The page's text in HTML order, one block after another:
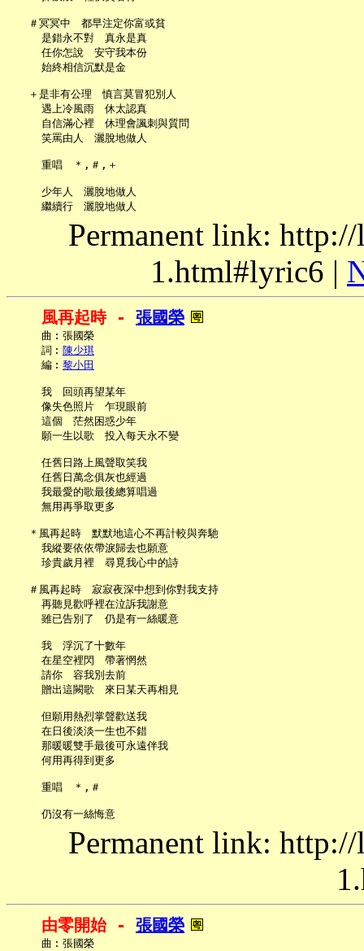
   ＃冥冥中　都早注定你富或貧
     是錯永不對　真永是真
     任你怎說　安守我本份
     始終相信沉默是金
   ＋是非有公理　慎言莫冒犯別人
     遇上冷風雨　休太認真
     自信滿心裡　休理會諷刺與質問
     笑罵由人　灑脫地做人
     重唱　＊,＃,＋
     少年人　灑脫地做人
Permanent link:
1.html#lyric6 |
風再起時 - 張國榮
     曲︰張國榮
     詞︰
陳少琪
     編︰
黎小田
     我　回頭再望某年
     像失色照片　乍現眼前
     這個　茫然困惑少年
     願一生以歌　投入每天永不變
     任舊日路上風聲取笑我
     任舊日萬念俱灰也經過
     我最愛的歌最後總算唱過
     無用再爭取更多
   ＊風再起時　默默地這心不再計較與奔馳
     我縱要依依帶淚歸去也願意
     珍貴歲月裡　尋覓我心中的詩
   ＃風再起時　寂寂夜深中想到你對我支持
     再聽見歡呼裡在泣訴我謝意
     雖已告別了　仍是有一絲暖意
     我　浮沉了十數年
     在星空裡閃　帶著惘然
     請你　容我別去前
     贈出這闕歌　來日某天再相見
     但願用熱烈掌聲歡送我
     在日後淡淡一生也不錯
     那暖暖雙手最後可永遠伴我
     何用再得到更多
     重唱　＊,＃
Permanent link:
由零開始 - 張國榮
     曲︰張國榮